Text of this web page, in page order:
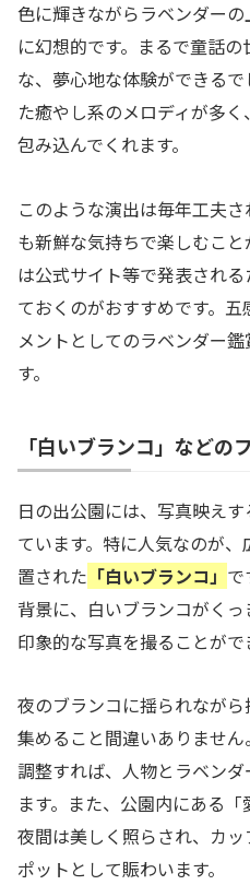
色に輝きながらラベンダー
に幻想的です。まるで童話
な、夢心地な体験ができる
た癒やし系のメロディが多
包み込んでくれます。
このような演出は毎年工夫
も新鮮な気持ちで楽しむこ
は公式サイト等で発表され
ておくのがおすすめです。
メントとしてのラベンダー
す。
「白いブランコ」などの
日の出公園には、写真映え
ています。特に人気なのが
置された 「白いブランコ」 で
背景に、白いブランコがく
印象的な写真を撮ることがで
夜のブランコに揺られなが
集めること間違いありませ
調整すれば、人物とラベン
ます。また、公園内にある「
夜間は美しく照らされ、カ
ポットとして賑わいます。